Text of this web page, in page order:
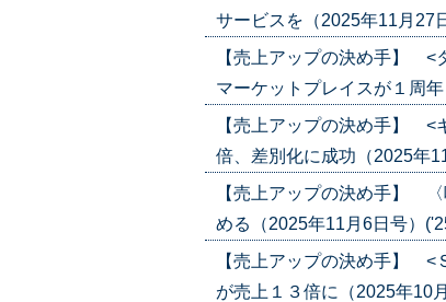
サービスを（2025年11月27
【売上アップの決め手】
マーケットプレイスが１周
【売上アップの決め手】 <
倍、差別化に成功（2025年
【売上アップの決め手】
める（2025年11月6日号）
【売上アップの決め手】 <
が売上１３倍に（2025年10